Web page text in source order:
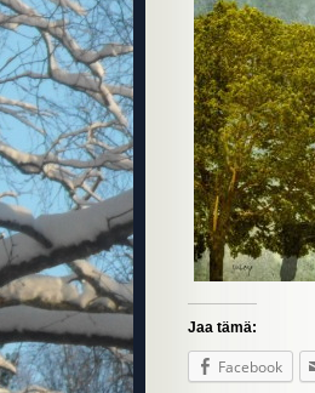
Jaa tämä:
Facebook